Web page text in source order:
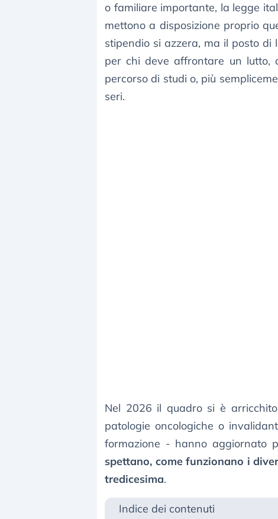
o familiare importante, la legge
mettono a disposizione proprio
stipendio si azzera, ma il posto
per chi deve affrontare un lutto,
percorso di studi o, più
seri.
Nel 2026 il quadro si è
patologie oncologiche o
formazione - hanno aggiornato
spettano, come funzionano i
tredicesima.
Indice dei contenuti